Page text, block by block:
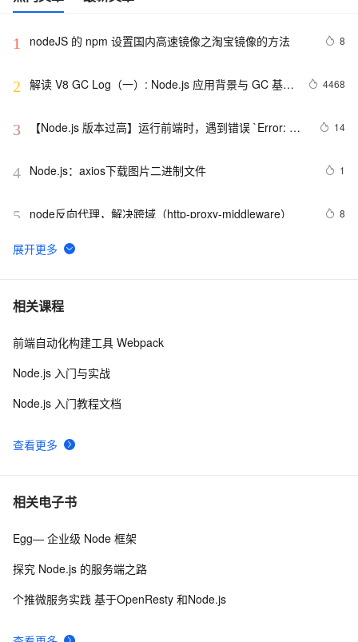
1 nodeJS 的 npm 设置国内高速镜像之淘宝镜像的方法 8
2 解读 V8 GC Log（一）: Node.js 应用背景与 GC 基础
4468
3
【Node.js 版本过高】运行前端时，遇到错误 `Error:
routines::unsupported`
14
4 Node.js：axios下载图片二进制文件 1
5 node反向代理，解决跨域（http-proxy-middleware） 8
6 node npm 安装时报错解决
7 Node.js【简介、安装、运行 Node.js 脚本、事件循环、
详解（学习总结---从入门到深化）（上）
8 Prometheus（二）之Node Exporter采集Linux主机数据
事务的回滚
相关课程
查看更多
前端自动化构建工具 Webpack
Node.js 入门与实战
Node.js 入门教程文档
相关电子书
Egg— 企业级 Node 框架
探究 Node.js 的服务端之路
个推微服务实践 基于OpenResty 和Node.js